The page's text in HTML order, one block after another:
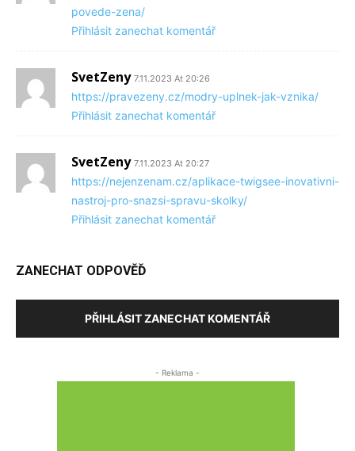
povede-zena/
Přihlásit zanechat komentář
SvetZeny 7.11.2023 At 20:26
https://pravezeny.cz/modry-uplnek-jak-vznika/
Přihlásit zanechat komentář
SvetZeny 7.11.2023 At 20:27
https://nejenzenam.cz/aplikace-twigsee-inovativni-
nastroj-pro-snazsi-spravu-skolky/
Přihlásit zanechat komentář
ZANECHAT ODPOVĚĎ
PŘIHLÁSIT ZANECHAT KOMENTÁŘ
- Reklama -